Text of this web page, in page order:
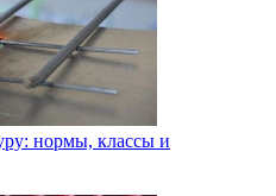
нормы, классы и